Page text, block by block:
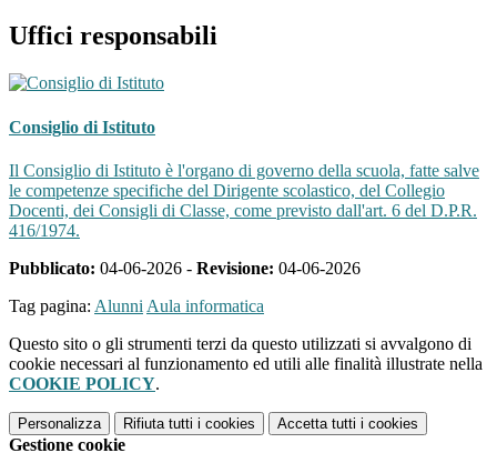
Uffici responsabili
Consiglio di Istituto
Il Consiglio di Istituto è l'organo di governo della scuola, fatte salve
le competenze specifiche del Dirigente scolastico, del Collegio
Docenti, dei Consigli di Classe, come previsto dall'art. 6 del D.P.R.
416/1974.
Pubblicato: 04-06-2026 - Revisione: 04-06-2026
Tag pagina: Alunni Aula informatica
Questo sito o gli strumenti terzi da questo utilizzati si avvalgono di
cookie necessari al funzionamento ed utili alle finalità illustrate nella
COOKIE POLICY.
Personalizza Rifiuta tutti i cookies Accetta tutti i cookies
Gestione cookie